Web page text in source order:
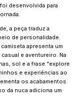
foi desenvolvida para
a peça traduz a
de personalidade.
camiseta apresenta um
e aventureiro. Na
sol e a frase "explore
e experiências ao
os acabamentos
da nuca adiciona um